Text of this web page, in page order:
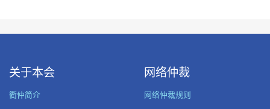
关于本会
衢仲简介
网络仲裁
网络仲裁规则